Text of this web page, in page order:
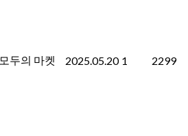
모두의 마켓 2025.05.20 1 2299